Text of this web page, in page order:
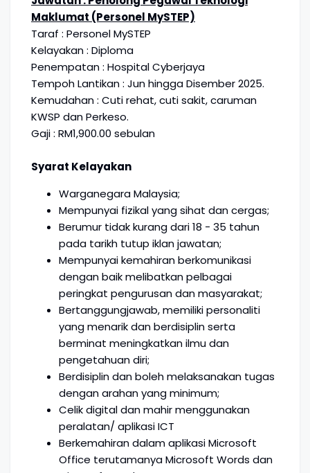
Maklumat (Personel MySTEP)
Taraf : Personel MySTEP
Kelayakan : Diploma
Penempatan : Hospital Cyberjaya
Tempoh Lantikan : Jun hingga Disember 2025.
Kemudahan : Cuti rehat, cuti sakit, caruman
KWSP dan Perkeso.
Gaji : RM1,900.00 sebulan
Syarat Kelayakan
Warganegara Malaysia;
Mempunyai fizikal yang sihat dan cergas;
Berumur tidak kurang dari 18 - 35 tahun
pada tarikh tutup iklan jawatan;
Mempunyai kemahiran berkomunikasi
dengan baik melibatkan pelbagai
peringkat pengurusan dan masyarakat;
Bertanggungjawab, memiliki personaliti
yang menarik dan berdisiplin serta
berminat meningkatkan ilmu dan
pengetahuan diri;
Berdisiplin dan boleh melaksanakan tugas
dengan arahan yang minimum;
Celik digital dan mahir menggunakan
peralatan/ aplikasi ICT
Berkemahiran dalam aplikasi Microsoft
Office terutamanya Microsoft Words dan